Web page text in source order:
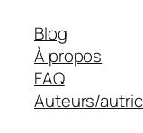
Blog
À propos
FAQ
Auteurs/